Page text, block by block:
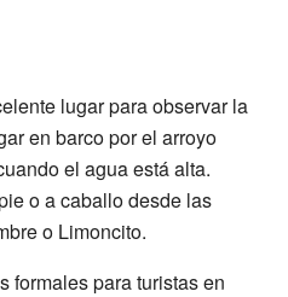
lugar para observar la
en barco por el arroyo
el agua está alta.
o a caballo desde las
o Limoncito.
formales para turistas en